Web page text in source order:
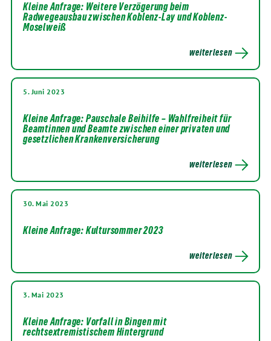
Kleine Anfrage: Weitere Verzögerung beim
Radwegeausbau zwischen Koblenz-Lay und Koblenz-
Moselweiß
weiterlesen
5. Juni 2023
Kleine Anfrage: Pauschale Beihilfe – Wahlfreiheit für
Beamtinnen und Beamte zwischen einer privaten und
gesetzlichen Krankenversicherung
weiterlesen
30. Mai 2023
Kleine Anfrage: Kultursommer 2023
weiterlesen
3. Mai 2023
Kleine Anfrage: Vorfall in Bingen mit
rechtsextremistischem Hintergrund